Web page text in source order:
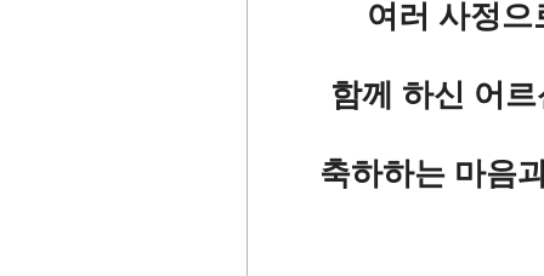
여러 사정
함께 하신 어
축하하는 마음